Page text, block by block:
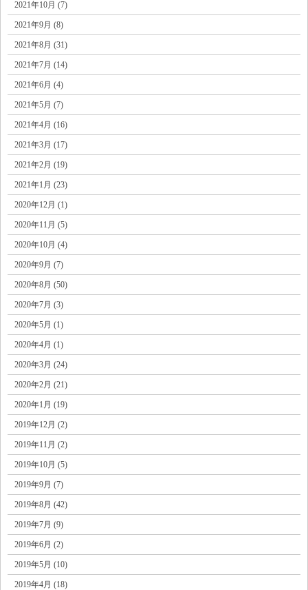
2021年10月 (7)
2021年9月 (8)
2021年8月 (31)
2021年7月 (14)
2021年6月 (4)
2021年5月 (7)
2021年4月 (16)
2021年3月 (17)
2021年2月 (19)
2021年1月 (23)
2020年12月 (1)
2020年11月 (5)
2020年10月 (4)
2020年9月 (7)
2020年8月 (50)
2020年7月 (3)
2020年5月 (1)
2020年4月 (1)
2020年3月 (24)
2020年2月 (21)
2020年1月 (19)
2019年12月 (2)
2019年11月 (2)
2019年10月 (5)
2019年9月 (7)
2019年8月 (42)
2019年7月 (9)
2019年6月 (2)
2019年5月 (10)
2019年4月 (18)